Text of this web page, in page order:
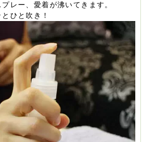
レー、愛着が沸いてきます。
ひと吹き！